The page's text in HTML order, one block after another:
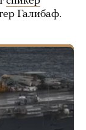
Галибаф.